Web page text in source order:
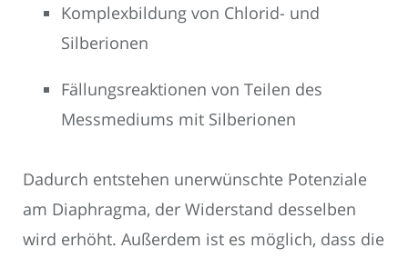
Komplexbildung von Chlorid- und
Silberionen
Fällungsreaktionen von Teilen des
Messmediums mit Silberionen
Dadurch entstehen unerwünschte Potenziale
am Diaphragma, der Widerstand desselben
wird erhöht. Außerdem ist es möglich, dass die